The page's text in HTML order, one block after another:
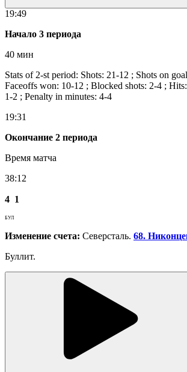
19:49
Начало 3 периода
40 мин
Stats of 2-st period: Shots: 21-12 ; Shots on
Faceoffs won: 10-12 ; Blocked shots: 2-4 ;
1-2 ; Penalty in minutes: 4-4
19:31
Окончание 2 периода
Время матча
38:12
4 1
БУЛ
Изменение счета: Северсталь. 68.
Буллит.